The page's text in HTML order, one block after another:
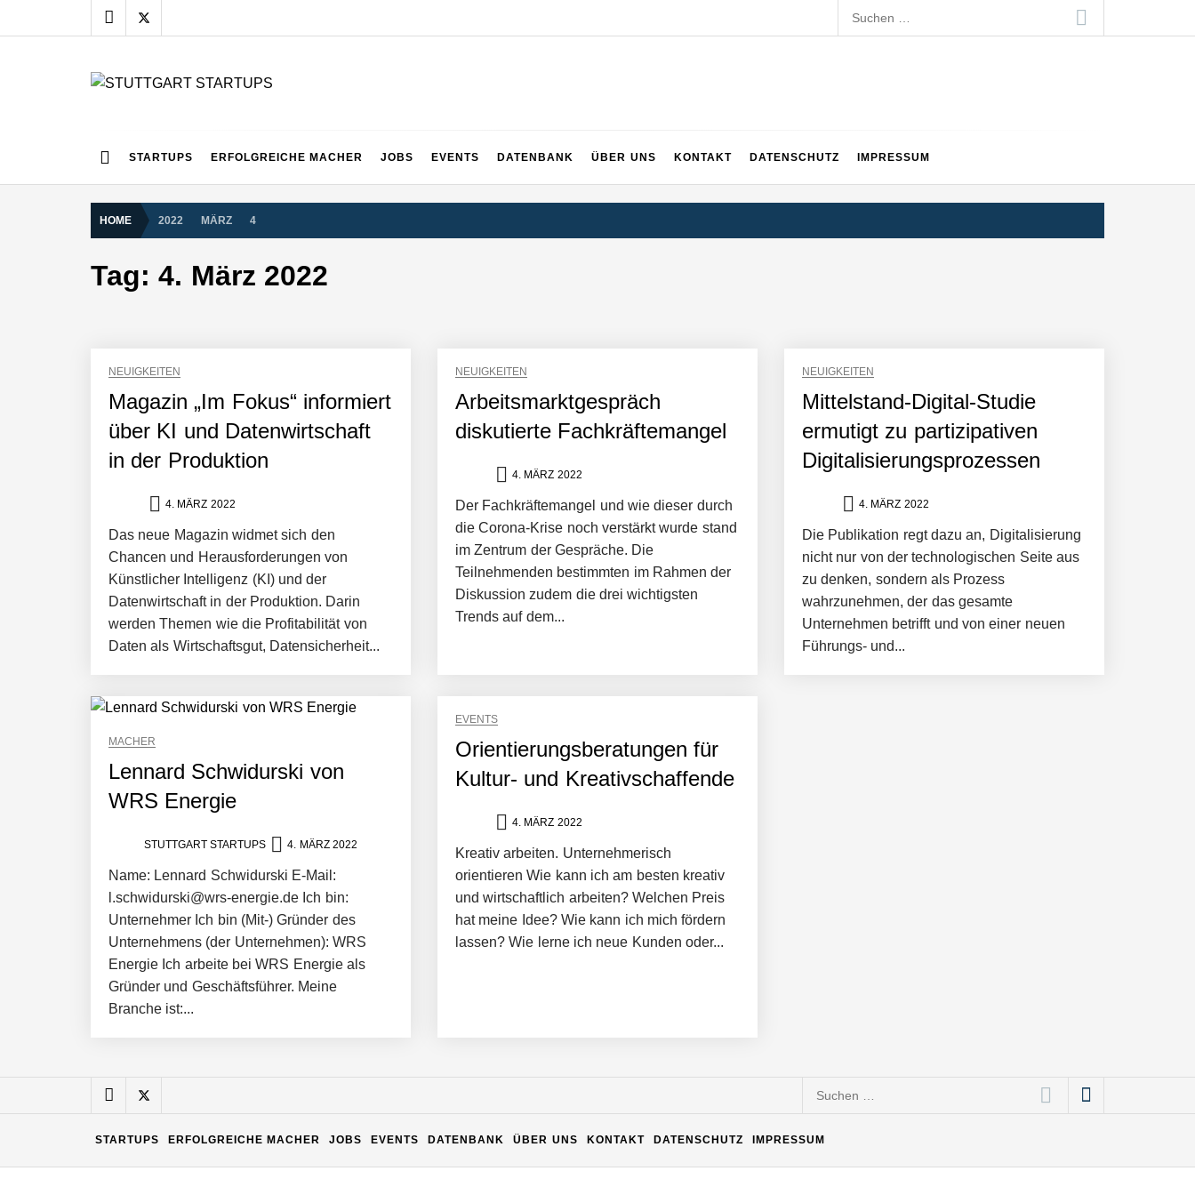
to
Suchen
nach:
STARTUPS ERFOLGREICHE MACHER JOBS EVENTS DATENBANK ÜBER UNS KONTAKT DATENSCHUTZ IMPRESSUM
HOME 2022 MÄRZ 4
Tag:4. März 2022
NEUIGKEITEN
Magazin „Im Fokus“ informiert
über KI und Datenwirtschaft
in der Produktion
4. MÄRZ 2022
Das neue Magazin widmet sich den
Chancen und Herausforderungen von
Künstlicher Intelligenz (KI) und der
Datenwirtschaft in der Produktion. Darin
werden Themen wie die Profitabilität von
Daten als Wirtschaftsgut, Datensicherheit...
NEUIGKEITEN
Arbeitsmarktgespräch
diskutierte Fachkräftemangel
4. MÄRZ 2022
Der Fachkräftemangel und wie dieser durch
die Corona-Krise noch verstärkt wurde stand
im Zentrum der Gespräche. Die
Teilnehmenden bestimmten im Rahmen der
Diskussion zudem die drei wichtigsten
Trends auf dem...
NEUIGKEITEN
Mittelstand-Digital-Studie
ermutigt zu partizipativen
Digitalisierungsprozessen
4. MÄRZ 2022
Die Publikation regt dazu an, Digitalisierung
nicht nur von der technologischen Seite aus
zu denken, sondern als Prozess
wahrzunehmen, der das gesamte
Unternehmen betrifft und von einer neuen
Führungs- und...
MACHER
Lennard Schwidurski von
WRS Energie
STUTTGART STARTUPS 4. MÄRZ 2022
Name: Lennard Schwidurski E-Mail:
l.schwidurski@wrs-energie.de Ich bin:
Unternehmer Ich bin (Mit-) Gründer des
Unternehmens (der Unternehmen): WRS
Energie Ich arbeite bei WRS Energie als
Gründer und Geschäftsführer. Meine
Branche ist:...
EVENTS
Orientierungsberatungen für
Kultur- und Kreativschaffende
4. MÄRZ 2022
Kreativ arbeiten. Unternehmerisch
orientieren Wie kann ich am besten kreativ
und wirtschaftlich arbeiten? Welchen Preis
hat meine Idee? Wie kann ich mich fördern
lassen? Wie lerne ich neue Kunden oder...
NEURA Robotics gibt Rekordfinanzierung von bis zu 1,4 Milliarden US-Dollar bekannt, um den Aufbau der weltweit führenden Physical-AI-Plattform zu
beschleunigen
NEURA Robotics und Amazon Web Services starten strategische Partnerschaft, um Physical AI breit auszurollen
NEURA Robotics feiert Bundesliga-Premiere: Humanoider Roboter bringt Hightech ins Stadion
Matthias Nagel von Pyck
Maximilian Mack von Pyck
Daniel Jarr von Pyck
Mit Pyck zur nächsten Generation von Warehouse Software – flexibel, offen, unabhängig
Suchen
STARTUPS ERFOLGREICHE MACHER JOBS EVENTS DATENBANK ÜBER UNS KONTAKT DATENSCHUTZ IMPRESSUM